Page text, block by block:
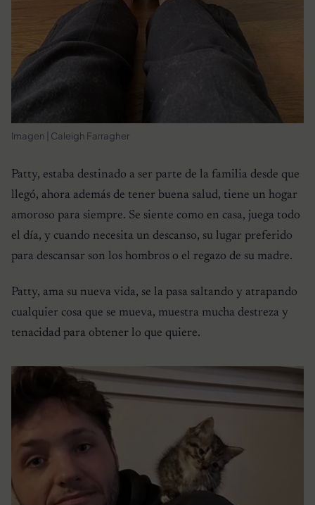
Imagen | Caleigh Farragher
Patty, estaba destinado a ser parte de la familia desde que
llegó, ahora además de tener buena salud, tiene un hogar
amoroso para siempre. Se siente como en casa, juega todo
el día, y cuando necesita un descanso, su lugar preferido
para descansar son los hombros o el regazo de su madre.
Patty, ama su nueva vida, se la pasa saltando y atrapando
cualquier cosa que se mueva, muestra mucha destreza y
tenacidad para obtener lo que quiere.